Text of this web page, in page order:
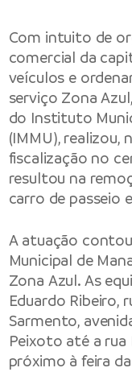
Com intuito de
comercial da
veículos e
serviço Zona Azul,
do Instituto
(IMMU), realizou,
fiscalização no
resultou na
carro de passeio
A atuação
Municipal de
Zona Azul. As
Eduardo Ribeiro,
Sarmento,
Peixoto até a rua
próximo à feira